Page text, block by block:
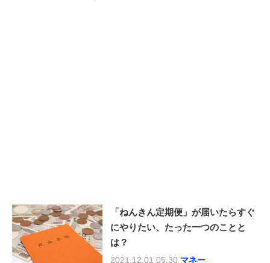
「ねんきん定期便」が届いたらすぐ
にやりたい、たった一つのことと
は？
2021.12.01 05:30 マネー